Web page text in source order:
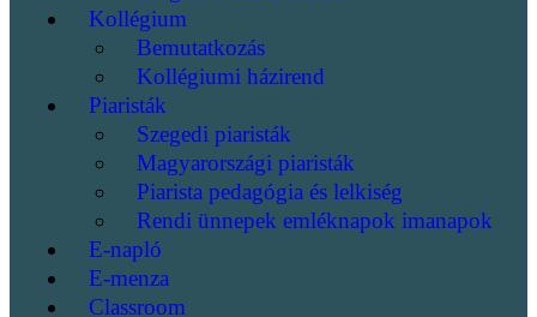
Kollégium
Bemutatkozás
Kollégiumi házirend
Piaristák
Szegedi piaristák
Magyarországi piaristák
Piarista pedagógia és lelkiség
Rendi ünnepek emléknapok imanapok
E-napló
E-menza
Classroom